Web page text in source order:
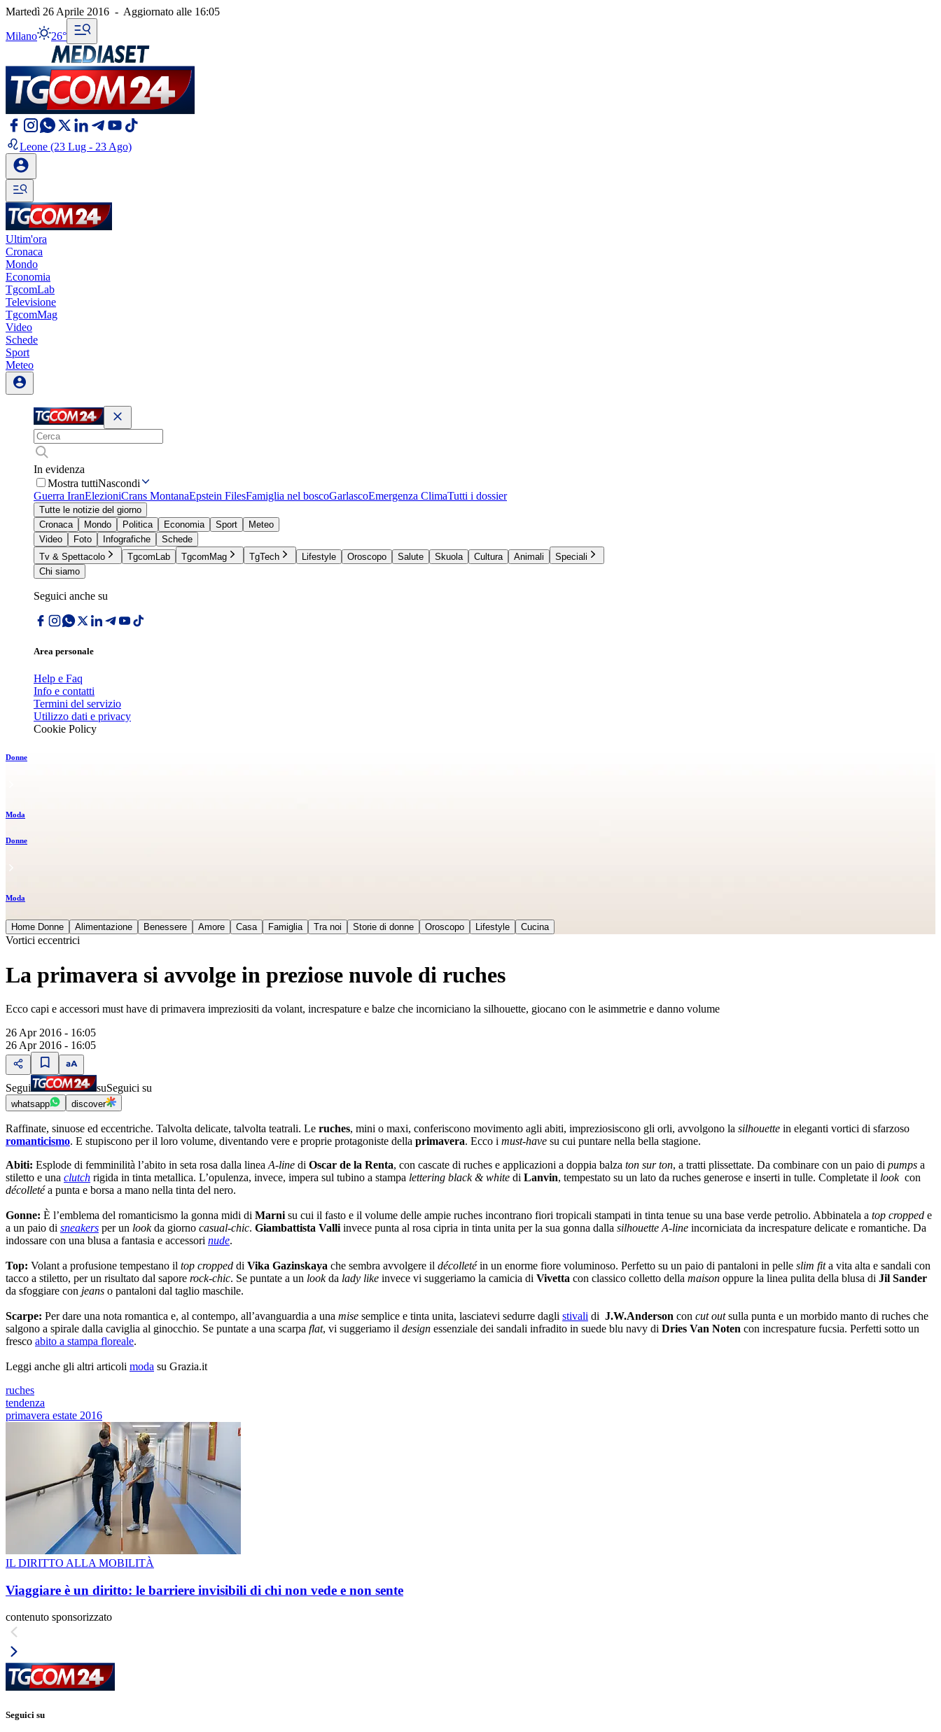
Martedì 26 Aprile 2016 - Aggiornato alle 16:05
Milano 26°
Leone (23 Lug - 23 Ago)
Ultim'ora
Cronaca
Mondo
Economia
TgcomLab
Televisione
TgcomMag
Video
Schede
Sport
Meteo
In evidenza
Mostra tuttiNascondi
Guerra IranElezioniCrans MontanaEpstein FilesFamiglia nel boscoGarlascoEmergenza ClimaTutti i dossier
Tutte le notizie del giorno
Cronaca
Mondo Politica Economia Sport
Meteo
Video
Foto Infografiche
Schede
Tv & Spettacolo
TgcomLab TgcomMag TgTech Lifestyle Oroscopo Salute Skuola Cultura Animali
Speciali
Chi siamo
Seguici anche su
Area personale
Help e Faq
Info e contatti
Termini del servizio
Utilizzo dati e privacy
Cookie Policy
Donne
Moda
Donne
Moda
Home Donne Alimentazione Benessere Amore Casa Famiglia Tra noi Storie di donne Oroscopo Lifestyle Cucina
Vortici eccentrici
La primavera si avvolge in preziose nuvole di ruches
Ecco capi e accessori must have di primavera impreziositi da volant, increspature e balze che incorniciano la silhouette, giocano con le asimmetrie e danno volume
26 Apr 2016 - 16:05
26 Apr 2016 - 16:05
Segui suSeguici su
whatsapp discover
Raffinate, sinuose ed eccentriche. Talvolta delicate, talvolta teatrali. Le ruches, mini o maxi, conferiscono movimento agli abiti, impreziosiscono gli orli, avvolgono la silhouette in eleganti vortici di sfarzoso
romanticismo. E stupiscono per il loro volume, diventando vere e proprie protagoniste della primavera. Ecco i must-have su cui puntare nella bella stagione.
Abiti: Esplode di femminilità l’abito in seta rosa dalla linea A-line di Oscar de la Renta, con cascate di ruches e applicazioni a doppia balza ton sur ton, a tratti plissettate. Da combinare con un paio di pumps a
stiletto e una clutch rigida in tinta metallica. L’opulenza, invece, impera sul tubino a stampa lettering black & white di Lanvin, tempestato su un lato da ruches generose e inserti in tulle. Completate il look con
décolletéa punta e borsa a mano nella tinta del nero.
Gonne: È l’emblema del romanticismo la gonna midi di Marni su cui il fasto e il volume delle ampie ruches incontrano fiori tropicali stampati in tinta tenue su una base verde petrolio. Abbinatela a top cropped e
a un paio di sneakers per un lookda giorno casual-chic. Giambattista Valli invece punta al rosa cipria in tinta unita per la sua gonna dalla silhouette A-line incorniciata da increspature delicate e romantiche. Da
indossare con una blusa a fantasia e accessori nude.
Top: Volant a profusione tempestano il top cropped di Vika Gazinskaya che sembra avvolgere il décolletéin un enorme fiore voluminoso. Perfetto su un paio di pantaloni in pelle slim fita vita alta e sandali con
tacco a stiletto, per un risultato dal sapore rock-chic. Se puntate a un lookda lady like invece vi suggeriamo la camicia di Vivetta con classico colletto della maison oppure la linea pulita della blusa di Jil Sander
da sfoggiare con jeans o pantaloni dal taglio maschile.
Scarpe: Per dare una nota romantica e, al contempo, all’avanguardia a una mise semplice e tinta unita, lasciatevi sedurre dagli stivali di J.W.Anderson con cut outsulla punta e un morbido manto di ruches che
salgono a spirale dalla caviglia al ginocchio. Se puntate a una scarpa flat, vi suggeriamo il design essenziale dei sandali infradito in suede blu navy di Dries Van Noten con increspature fucsia. Perfetti sotto un
fresco abito a stampa floreale.
Leggi anche gli altri articoli moda su Grazia.it
ruches
tendenza
primavera estate 2016
IL DIRITTO ALLA MOBILITÀ
Viaggiare è un diritto: le barriere invisibili di chi non vede e non sente
contenuto sponsorizzato
Seguici su